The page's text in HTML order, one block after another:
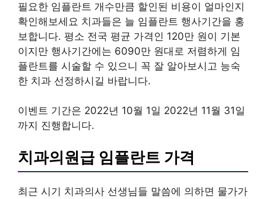
필요한 임플란트 개수만큼 할인된 비용이 얼마인지
확인해보세요 치과들은 늘 임플란트 행사기간을 홍
보합니다. 평소 전국 평균 가격인 120만 원이 기본
이지만 행사기간에는 6090만 원대로 저렴하게 임
플란트를 시술할 수 있으니 꼭 잘 알아보시고 능숙
한 치과 선정하시길 바랍니다.
이벤트 기간은 2022년 10월 1일 2022년 11월 31일
까지 진행합니다.
치과의원급 임플란트 가격
최근 시기 치과의사 선생님들 말씀에 의하면 물가가